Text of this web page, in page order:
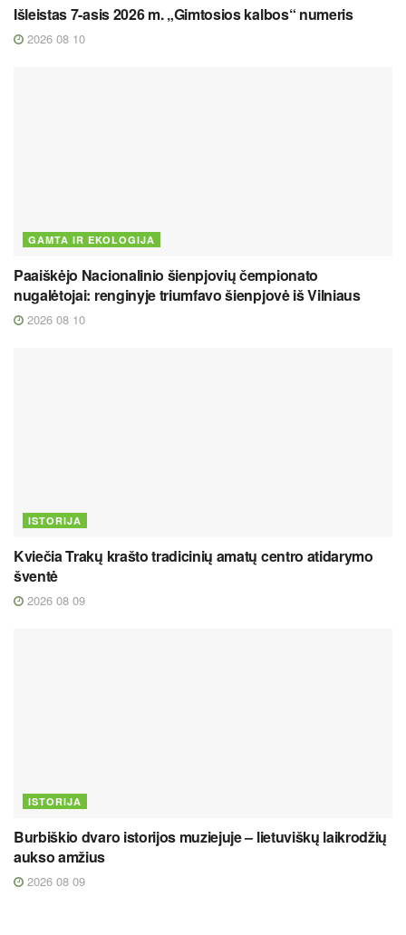
Išleistas 7-asis 2026 m. „Gimtosios kalbos“ numeris
2026 08 10
GAMTA IR EKOLOGIJA
Paaiškėjo Nacionalinio šienpjovių čempionato
nugalėtojai: renginyje triumfavo šienpjovė iš Vilniaus
2026 08 10
ISTORIJA
Kviečia Trakų krašto tradicinių amatų centro atidarymo
šventė
2026 08 09
ISTORIJA
Burbiškio dvaro istorijos muziejuje – lietuviškų laikrodžių
aukso amžius
2026 08 09